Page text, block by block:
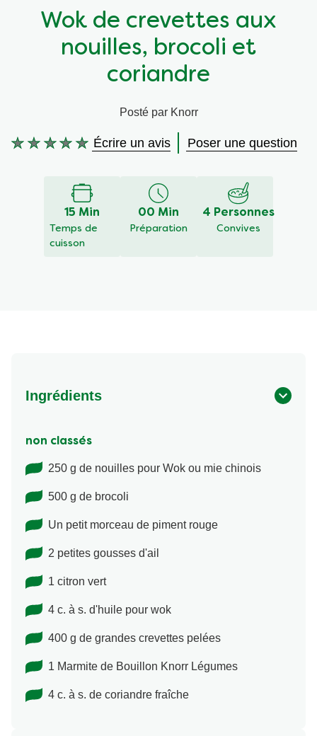
Végétarien
Wraps aux légumes
Occasions
Aides culinaires
Wraps aux légumes
Snackpots
Wok de crevettes aux
nouilles, brocoli et
coriandre
Posté par Knorr
Aucune
Écrire un avis Poser une question
15 Min
Temps de
cuisson
00 Min
Préparation
4 Personnes
Convives
Ingrédients
non classés
250 g de nouilles pour Wok ou mie chinois
500 g de brocoli
Un petit morceau de piment rouge
2 petites gousses d'ail
1 citron vert
4 c. à s. d'huile pour wok
400 g de grandes crevettes pelées
1 Marmite de Bouillon Knorr Légumes
4 c. à s. de coriandre fraîche